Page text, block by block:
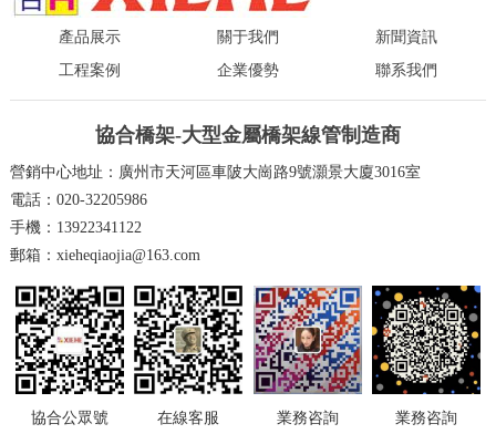
產品展示 關于我們
新聞資訊
工程案例
企業優勢 聯系我們
協合橋架-大型金屬橋架線管制造商
營銷中心地址：廣州市天河區車陂大崗路9號灝景大廈3016室
電話：020-32205986
手機：13922341122
郵箱：xieheqiaojia@163.com
協合公眾號 在線客服 業務咨詢 業務咨詢